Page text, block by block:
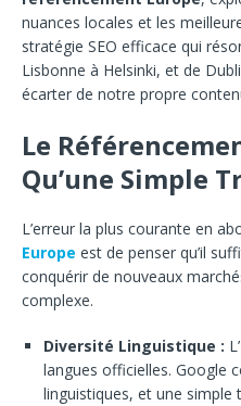
nuances locales et les
stratégie SEO efficace qui
Lisbonne à Helsinki, et de
écarter de notre propre
Le
Qu’une Simple
L’erreur la plus courante en
Europe est de penser qu’il
conquérir de nouveaux
complexe.
Diversité Linguistique :
langues officielles. Google
linguistiques, et une